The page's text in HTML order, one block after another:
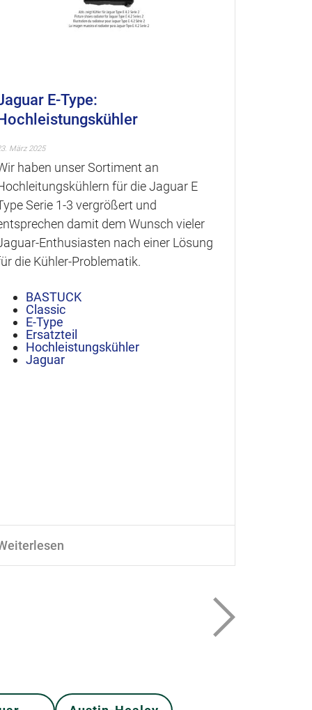
E-Type:
März 2025
haben unser Sortiment an
für die Jaguar E
Serie 1-3 vergrößert und
damit dem Wunsch vieler
Enthusiasten nach einer Lösung
die Kühler-Problematik.
BASTUCK
Classic
E-Type
Ersatzteil
Hochleistungskühler
Jaguar